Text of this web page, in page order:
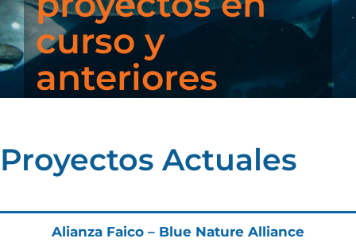
curso y
anteriores
Proyectos Actuales
Alianza Faico – Blue Nature Alliance